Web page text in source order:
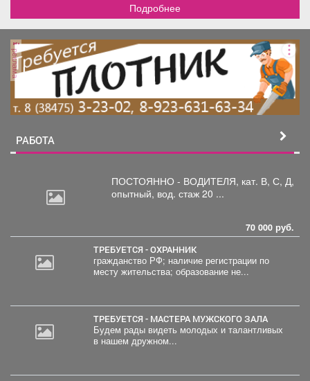
Подробнее
реклама
РАБОТА
ПОСТОЯННО - ВОДИТЕЛЯ, кат. В, С, Д,
опытный, вод. стаж 20 ...
70 000 руб.
ТРЕБУЕТСЯ - ОХРАННИК
гражданство РФ; наличие регистрации по
месту жительства; образование не...
ТРЕБУЕТСЯ - МАСТЕРА МУЖСКОГО ЗАЛА
Будем рады видеть молодых и талантливых
в нашем дружном...